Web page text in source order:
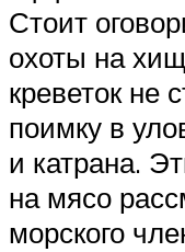
Стоит
охоты на
креветок не
поимку в
и катрана.
на мясо
морского